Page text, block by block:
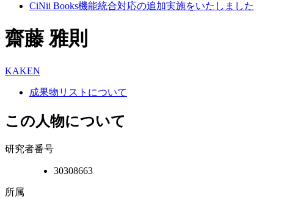
CiNii Books機能統合対応の追加実施をいたしました
齋藤 雅則
KAKEN
成果物リストについて
この人物について
研究者番号
30308663
所属